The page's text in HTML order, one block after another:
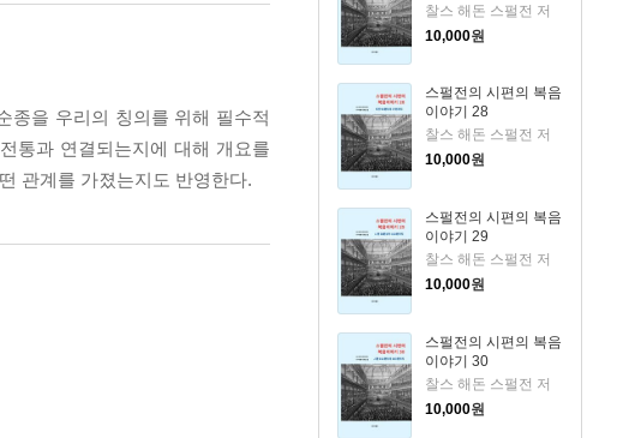
찰스 해돈 스펄전 저
10,000원
스펄전의 시편의 복음
이야기 28
찰스 해돈 스펄전 저
10,000원
스펄전의 시편의 복음
이야기 29
찰스 해돈 스펄전 저
10,000원
스펄전의 시편의 복음
이야기 30
찰스 해돈 스펄전 저
10,000원
종을 우리의 칭의를 위해 필수적
통과 연결되는지에 대해 개요를
관계를 가졌는지도 반영한다.